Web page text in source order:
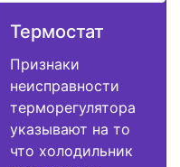
Термостат
Признаки
неисправности
терморегулятора
указывают на то
что холодильник